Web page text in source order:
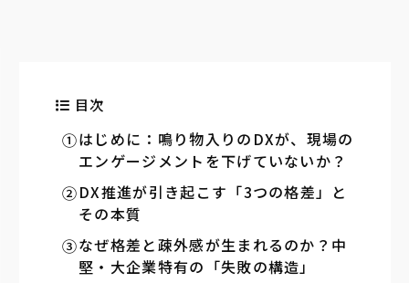
目次
はじめに：鳴り物入りのDXが、現場の
エンゲージメントを下げていないか？
DX推進が引き起こす「3つの格差」と
その本質
なぜ格差と疎外感が生まれるのか？中
堅・大企業特有の「失敗の構造」